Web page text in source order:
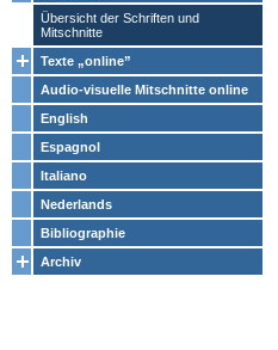
Übersicht der Schriften und
Mitschnitte
Texte „online”
Audio-visuelle Mitschnitte online
English
Espagnol
Italiano
Nederlands
Bibliographie
Archiv